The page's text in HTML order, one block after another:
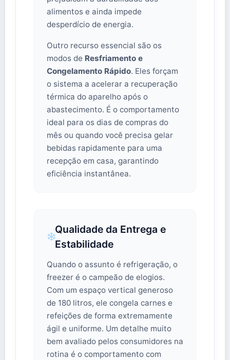
alimentos e ainda impede
desperdício de energia.
Outro recurso essencial são os
modos de Resfriamento e
Congelamento Rápido. Eles forçam
o sistema a acelerar a recuperação
térmica do aparelho após o
abastecimento. É o comportamento
ideal para os dias de compras do
mês ou quando você precisa gelar
bebidas rapidamente para uma
recepção em casa, garantindo
eficiência instantânea.
Qualidade da Entrega e
Estabilidade
Quando o assunto é refrigeração, o
freezer é o campeão de elogios.
Com um espaço vertical generoso
de 180 litros, ele congela carnes e
refeições de forma extremamente
ágil e uniforme. Um detalhe muito
bem avaliado pelos consumidores na
rotina é o comportamento com